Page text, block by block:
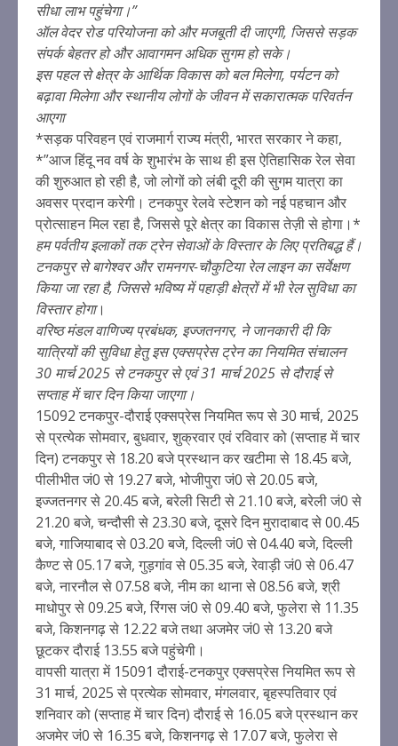
सीधा लाभ पहुंचेगा।”
ऑल वेदर रोड परियोजना को और मजबूती दी जाएगी, जिससे सड़क
संपर्क बेहतर हो और आवागमन अधिक सुगम हो सके।
इस पहल से क्षेत्र के आर्थिक विकास को बल मिलेगा, पर्यटन को
बढ़ावा मिलेगा और स्थानीय लोगों के जीवन में सकारात्मक परिवर्तन
आएगा
*सड़क परिवहन एवं राजमार्ग राज्य मंत्री, भारत सरकार ने कहा,
*”आज हिंदू नव वर्ष के शुभारंभ के साथ ही इस ऐतिहासिक रेल सेवा
की शुरुआत हो रही है, जो लोगों को लंबी दूरी की सुगम यात्रा का
अवसर प्रदान करेगी। टनकपुर रेलवे स्टेशन को नई पहचान और
प्रोत्साहन मिल रहा है, जिससे पूरे क्षेत्र का विकास तेज़ी से होगा।*
हम पर्वतीय इलाकों तक ट्रेन सेवाओं के विस्तार के लिए प्रतिबद्ध हैं।
टनकपुर से बागेश्वर और रामनगर-चौकुटिया रेल लाइन का सर्वेक्षण
किया जा रहा है, जिससे भविष्य में पहाड़ी क्षेत्रों में भी रेल सुविधा का
विस्तार होगा।
वरिष्ठ मंडल वाणिज्य प्रबंधक, इज्जतनगर, ने जानकारी दी कि
यात्रियों की सुविधा हेतु इस एक्सप्रेस ट्रेन का नियमित संचालन
30 मार्च 2025 से टनकपुर से एवं 31 मार्च 2025 से दौराई से
सप्ताह में चार दिन किया जाएगा।
15092 टनकपुर-दौराई एक्सप्रेस नियमित रूप से 30 मार्च, 2025
से प्रत्येक सोमवार, बुधवार, शुक्रवार एवं रविवार को (सप्ताह में चार
दिन) टनकपुर से 18.20 बजे प्रस्थान कर खटीमा से 18.45 बजे,
पीलीभीत जं0 से 19.27 बजे, भोजीपुरा जं0 से 20.05 बजे,
इज्जतनगर से 20.45 बजे, बरेली सिटी से 21.10 बजे, बरेली जं0 से
21.20 बजे, चन्दौसी से 23.30 बजे, दूसरे दिन मुरादाबाद से 00.45
बजे, गाजियाबाद से 03.20 बजे, दिल्ली जं0 से 04.40 बजे, दिल्ली
कैण्ट से 05.17 बजे, गुड़गांव से 05.35 बजे, रेवाड़ी जं0 से 06.47
बजे, नारनौल से 07.58 बजे, नीम का थाना से 08.56 बजे, श्री
माधोपुर से 09.25 बजे, रिंगस जं0 से 09.40 बजे, फुलेरा से 11.35
बजे, किशनगढ़ से 12.22 बजे तथा अजमेर जं0 से 13.20 बजे
छूटकर दौराई 13.55 बजे पहुंचेगी।
वापसी यात्रा में 15091 दौराई-टनकपुर एक्सप्रेस नियमित रूप से
31 मार्च, 2025 से प्रत्येक सोमवार, मंगलवार, बृहस्पतिवार एवं
शनिवार को (सप्ताह में चार दिन) दौराई से 16.05 बजे प्रस्थान कर
अजमेर जं0 से 16.35 बजे, किशनगढ़ से 17.07 बजे, फुलेरा से